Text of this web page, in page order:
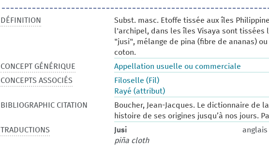
DÉFINITION
Subst. masc. Etoffe tissée aux îles
l'archipel, dans les îles Visaya sont tissées
"jusi", mélange de pina (fibre de ananas)
coton.
CONCEPT GÉNÉRIQUE
Appellation usuelle ou commerciale
CONCEPTS ASSOCIÉS
Filoselle (Fil)
Rayé (attribut)
BIBLIOGRAPHIC CITATION
Boucher, Jean-Jacques. Le dictionnaire de
histoire de ses origines jusqu’à nos jours.
TRADUCTIONS
Jusi
anglais
piña cloth